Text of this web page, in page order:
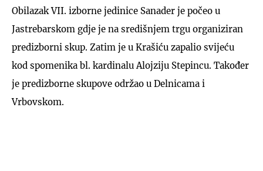
Obilazak VII. izborne jedinice Sanader je počeo u
Jastrebarskom gdje je na središnjem trgu organiziran
predizborni skup. Zatim je u Krašiću zapalio svijeću
kod spomenika bl. kardinalu Alojziju Stepincu. Također
je predizborne skupove održao u Delnicama i
Vrbovskom.